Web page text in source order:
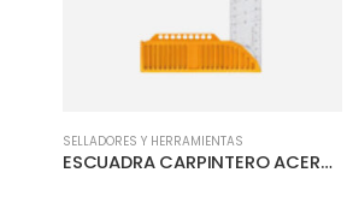
SELLADORES Y HERRAMIENTAS
ESCUADRA CARPINTERO ACERO INOX 30.5 CM /12”